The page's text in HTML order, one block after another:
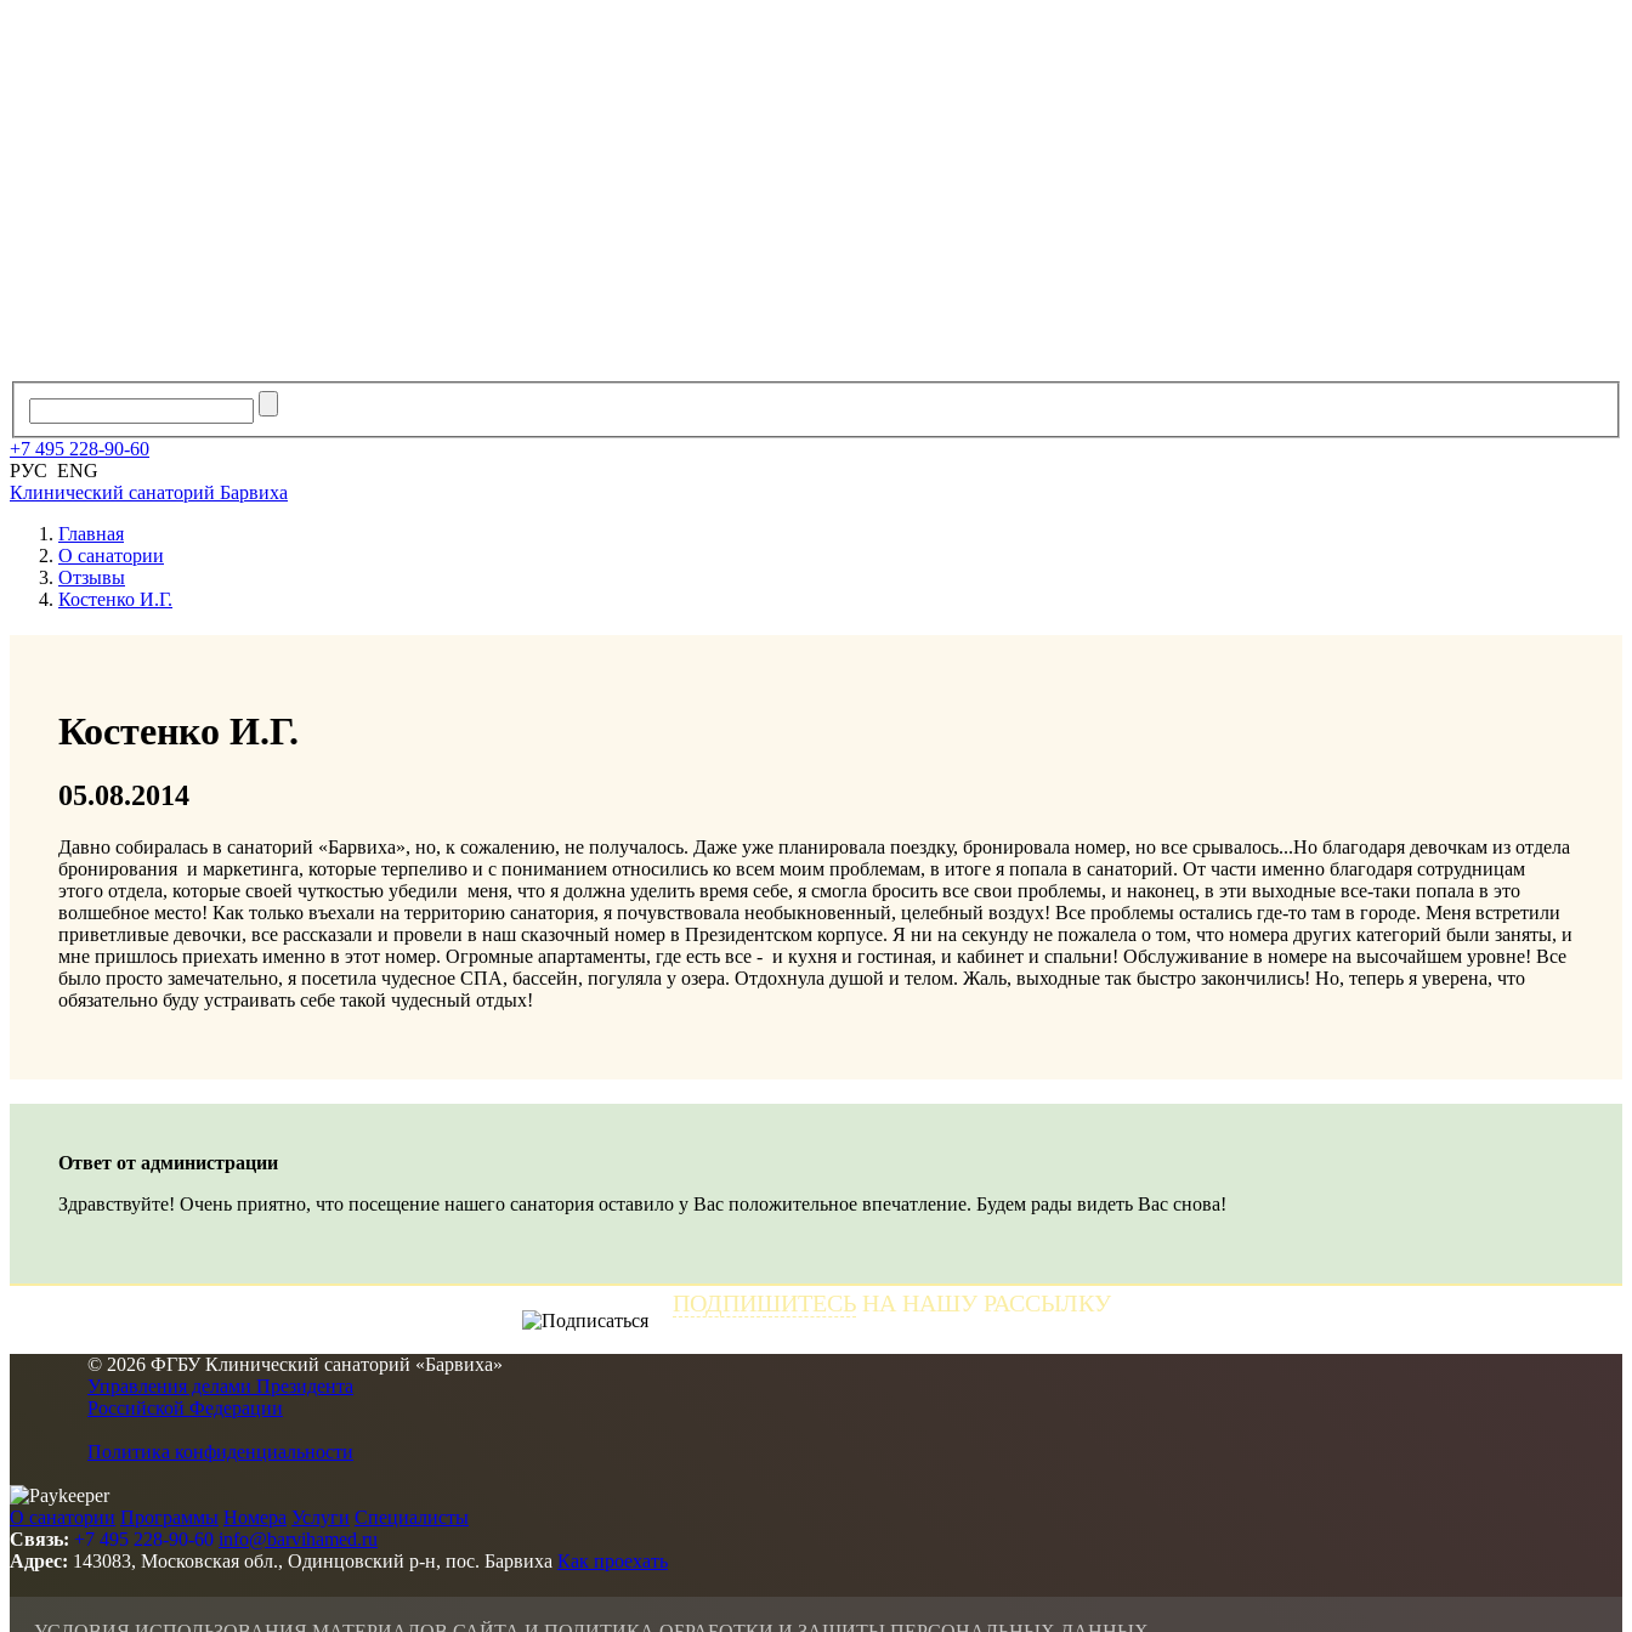
+7 495 228-90-60
РУС ENG
Клинический санаторий Барвиха
Главная
О санатории
Отзывы
Костенко И.Г.
Костенко И.Г.
05.08.2014
Давно собиралась в санаторий «Барвиха», но, к сожалению, не получалось. Даже уже планировала поездку, бронировала номер, но все срывалось...Но благодаря девочкам из отдела
бронирования и маркетинга, которые терпеливо и с пониманием относились ко всем моим проблемам, в итоге я попала в санаторий. От части именно благодаря сотрудницам
этого отдела, которые своей чуткостью убедили меня, что я должна уделить время себе, я смогла бросить все свои проблемы, и наконец, в эти выходные все-таки попала в это
волшебное место! Как только въехали на территорию санатория, я почувствовала необыкновенный, целебный воздух! Все проблемы остались где-то там в городе. Меня встретили
приветливые девочки, все рассказали и провели в наш сказочный номер в Президентском корпусе. Я ни на секунду не пожалела о том, что номера других категорий были заняты, и
мне пришлось приехать именно в этот номер. Огромные апартаменты, где есть все - и кухня и гостиная, и кабинет и спальни! Обслуживание в номере на высочайшем уровне! Все
было просто замечательно, я посетила чудесное СПА, бассейн, погуляла у озера. Отдохнула душой и телом. Жаль, выходные так быстро закончились! Но, теперь я уверена, что
обязательно буду устраивать себе такой чудесный отдых!
Ответ от администрации
Здравствуйте! Очень приятно, что посещение нашего санатория оставило у Вас положительное впечатление. Будем рады видеть Вас снова!
ПОДПИШИТЕСЬНА НАШУ РАССЫЛКУ
© 2026 ФГБУ Клинический санаторий «Барвиха»
Управления делами Президента
Российской Федерации
Политика конфиденциальности
О санатории Программы Номера Услуги Специалисты
Связь: +7 495 228-90-60 info@barvihamed.ru
Адрес: 143083, Московская обл., Одинцовский р-н, пос. Барвиха Как проехать